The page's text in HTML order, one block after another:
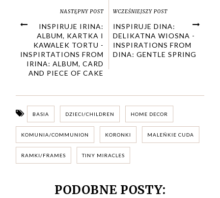
NASTĘPNY POST
INSPIRUJE IRINA:
ALBUM, KARTKA I
KAWALEK TORTU -
INSPIRTATIONS FROM
IRINA: ALBUM, CARD
AND PIECE OF CAKE
WCZEŚNIEJSZY POST
INSPIRUJE DINA:
DELIKATNA WIOSNA -
INSPIRATIONS FROM
DINA: GENTLE SPRING
BASIA DZIECI/CHILDREN HOME DECOR
KOMUNIA/COMMUNION KORONKI MALEŃKIE CUDA
RAMKI/FRAMES TINY MIRACLES
PODOBNE POSTY: